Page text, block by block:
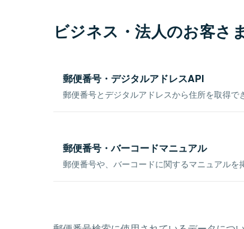
ビジネス・法人のお客さ
郵便番号・デジタルアドレスAPI
郵便番号とデジタルアドレスから住所を取得で
郵便番号・バーコードマニュアル
郵便番号や、バーコードに関するマニュアルを